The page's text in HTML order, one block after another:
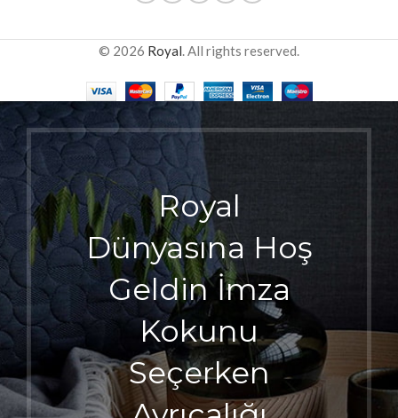
© 2026 Royal. All rights reserved.
Royal
Dünyasına Hoş
Geldin İmza
Kokunu
Seçerken